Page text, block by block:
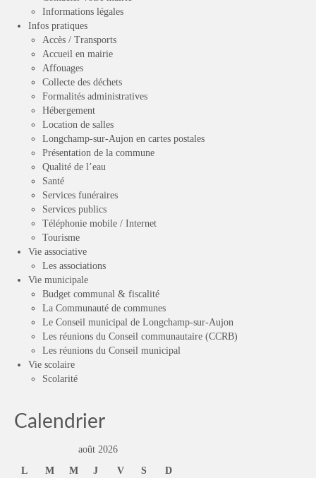
Informations légales
Infos pratiques
Accès / Transports
Accueil en mairie
Affouages
Collecte des déchets
Formalités administratives
Hébergement
Location de salles
Longchamp-sur-Aujon en cartes postales
Présentation de la commune
Qualité de l’eau
Santé
Services funéraires
Services publics
Téléphonie mobile / Internet
Tourisme
Vie associative
Les associations
Vie municipale
Budget communal & fiscalité
La Communauté de communes
Le Conseil municipal de Longchamp-sur-Aujon
Les réunions du Conseil communautaire (CCRB)
Les réunions du Conseil municipal
Vie scolaire
Scolarité
Calendrier
août 2026
L
M M J V S D